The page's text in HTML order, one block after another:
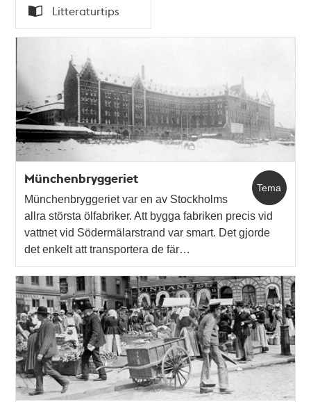
Tid
Typ
Litteraturtips
Tema
Münchenbryggeriet
Münchenbryggeriet var en av Stockholms
allra största ölfabriker. Att bygga fabriken precis vid
vattnet vid Södermälarstrand var smart. Det gjorde
det enkelt att transportera de fär…